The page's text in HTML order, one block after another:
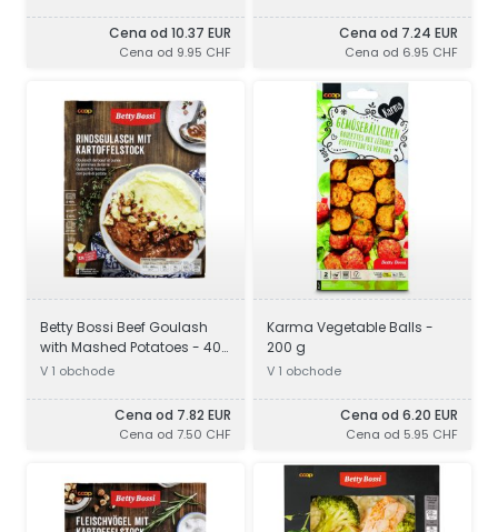
Cena od 10.37 EUR
Cena od 9.95 CHF
Cena od 7.24 EUR
Cena od 6.95 CHF
Betty Bossi Beef Goulash
with Mashed Potatoes - 400
g
V 1 obchode
Cena od 7.82 EUR
Cena od 7.50 CHF
Karma Vegetable Balls -
200 g
V 1 obchode
Cena od 6.20 EUR
Cena od 5.95 CHF